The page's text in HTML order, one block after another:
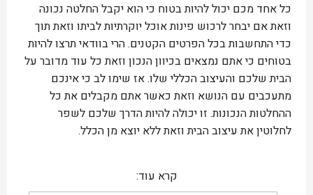
כל אחד מכם יכול להיות בטוח כי הוא יקבל החלטה נכונה
וזאת אם יבחר לרכוש פינות אוכל יוקרתיות לביתו וזאת תוך
כדי התחשבות בכל הפרטים הקטנים. הרי בוודאי תרצו להיות
בטוחים כי אתם נמצאים בכיוון הנכון וזאת כל עוד מדובר על
הבית שלכם והעיצוב הכללי שלו. אז שימו לב כי אינכם
מתעכבים עם הנושא וזאת כאשר אתם מקבלים את כל
ההחלטות הנכונות. זו יכולה להיות הדרך שלכם לשפר
לחלוטין את עיצוב הבית וזאת ללא יוצא מן הכלל.
קרא עוד: